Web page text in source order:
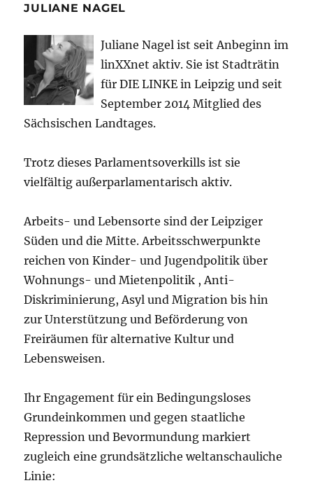
JULIANE NAGEL
Juliane Nagel ist seit Anbeginn im
linXXnet aktiv. Sie ist Stadträtin
für DIE LINKE in Leipzig und seit
September 2014 Mitglied des
Sächsischen Landtages.
Trotz dieses Parlamentsoverkills ist sie
vielfältig außerparlamentarisch aktiv.
Arbeits- und Lebensorte sind der Leipziger
Süden und die Mitte. Arbeitsschwerpunkte
reichen von Kinder- und Jugendpolitik über
Wohnungs- und Mietenpolitik , Anti-
Diskriminierung, Asyl und Migration bis hin
zur Unterstützung und Beförderung von
Freiräumen für alternative Kultur und
Lebensweisen.
Ihr Engagement für ein Bedingungsloses
Grundeinkommen und gegen staatliche
Repression und Bevormundung markiert
zugleich eine grundsätzliche weltanschauliche
Linie: